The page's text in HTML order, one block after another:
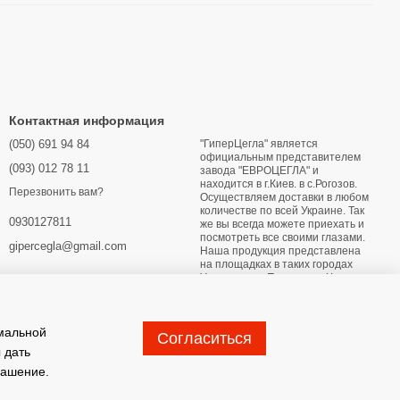
Контактная информация
(050) 691 94 84
(093) 012 78 11
Перезвонить вам?
0930127811
gipercegla@gmail.com
"ГиперЦегла" является
официальным представителем
завода "ЕВРОЦЕГЛА" и
находится в г.Киев. в с.Рогозов.
Осуществляем доставки в любом
количестве по всей Украине. Так
же вы всегда можете приехать и
посмотреть все своими глазами.
Наша продукция представлена
на площадках в таких городах
Украины как: Переяслав Харьков
Карта проезда
дать
Согласиться